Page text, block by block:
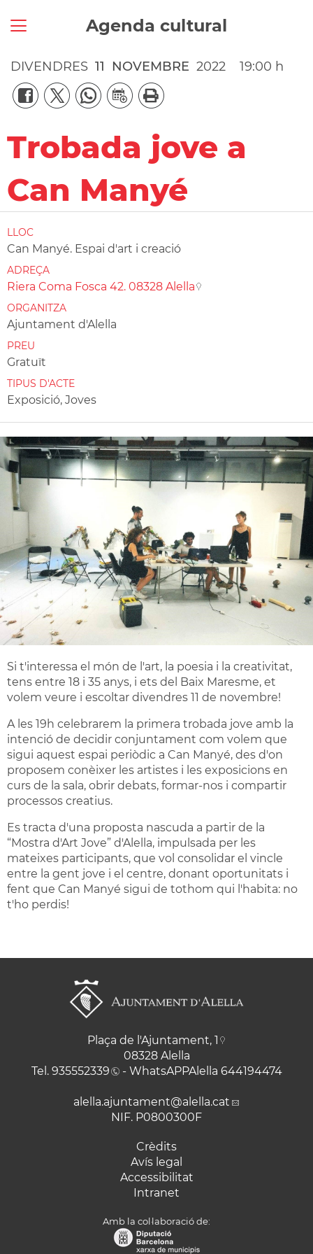
Agenda cultural
DIVENDRES 11 NOVEMBRE 2022 19:00 h
Trobada jove a
Can Manyé
LLOC
Can Manyé. Espai d'art i creació
ADREÇA
Riera Coma Fosca 42. 08328 Alella
ORGANITZA
Ajuntament d'Alella
PREU
Gratuït
TIPUS D'ACTE
Exposició, Joves
Si t'interessa el món de l'art, la poesia i la creativitat,
tens entre 18 i 35 anys, i ets del Baix Maresme, et
volem veure i escoltar divendres 11 de novembre!
A les 19h celebrarem la primera trobada jove amb la
intenció de decidir conjuntament com volem que
sigui aquest espai periòdic a Can Manyé, des d'on
proposem conèixer les artistes i les exposicions en
curs de la sala, obrir debats, formar-nos i compartir
processos creatius.
Es tracta d'una proposta nascuda a partir de la
“Mostra d'Art Jove” d'Alella, impulsada per les
mateixes participants, que vol consolidar el vincle
entre la gent jove i el centre, donant oportunitats i
fent que Can Manyé sigui de tothom qui l'habita: no
t'ho perdis!
Plaça de l'Ajuntament, 1
08328 Alella
Tel. 935552339 - WhatsAPPAlella 644194474
alella.ajuntament@alella.cat
NIF. P0800300F
Crèdits
Avís legal
Accessibilitat
Intranet
Amb la col·laboració de: